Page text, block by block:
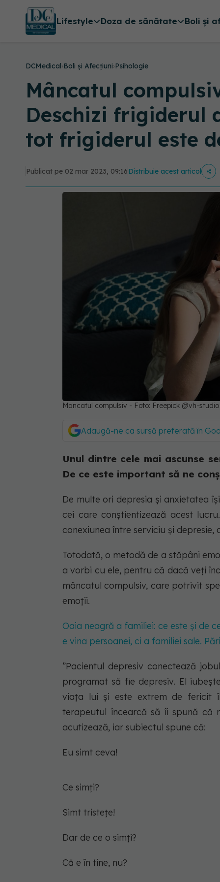
Lifestyle Doza de sănătate Boli și
DCMedical›Boli și Afecțiuni›Psihologie
Mâncatul
Deschizi frigiderul
tot frigiderul este
Publicat pe 02 mar 2023, 09:16Distribuie acest articol
Mancatul compulsiv - Foto: Freepick @vh-studio
Adaugă-ne ca sursă preferată în
Unul dintre cele mai ascunse
De ce este important să ne
De multe ori depresia și anxietatea
cei care conștientizează acest
conexiunea între serviciu și
Totodată, o metodă de a stăpâni
a vorbi cu ele, pentru că dacă veți
mâncatul compulsiv, care potrivit
emoții.
Oaia neagră a familiei: ce este și de
e vina persoanei, ci a familiei sale.
”Pacientul depresiv conectează
programat să fie depresiv. El
viața lui și este extrem de fericit
terapeutul încearcă să îi spună că
acutizează, iar subiectul spune că:
Eu simt ceva!
Ce simți?
Simt tristețe!
Dar de ce o simți?
Că e în tine, nu?